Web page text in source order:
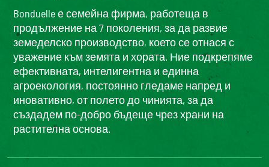
Bonduelle е семейна фирма, работеща в
продължение на 7 поколения, за да развие
земеделско производство, което се отнася с
уважение към земята и хората. Ние подкрепяме
ефективната, интелигентна и единна
агроекология, постоянно гледаме напред и
иновативно, от полето до чинията, за да
създадем по-добро бъдеще чрез храни на
растителна основа.